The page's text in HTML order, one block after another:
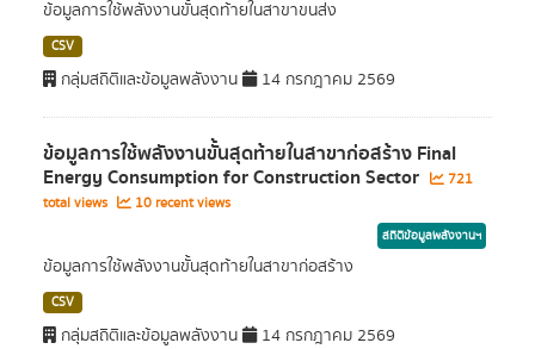
ข้อมูลการใช้พลังงานขั้นสุดท้ายในสาขาขนส่ง
CSV
กลุ่มสถิติและข้อมูลพลังงาน 14 กรกฎาคม 2569
ข้อมูลการใช้พลังงานขั้นสุดท้ายในสาขาก่อสร้าง Final
Energy Consumption for Construction Sector
721
total views
10 recent views
สถิติข้อมูลพลังงานฯ
ข้อมูลการใช้พลังงานขั้นสุดท้ายในสาขาก่อสร้าง
CSV
กลุ่มสถิติและข้อมูลพลังงาน 14 กรกฎาคม 2569